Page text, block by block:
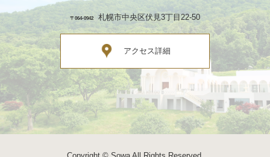
〒064-0942 札幌市中央区伏見3丁目22-50
アクセス詳細